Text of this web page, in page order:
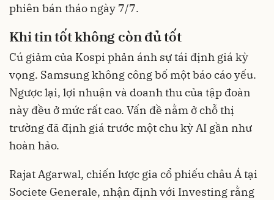
phiên bán tháo ngày 7/7.
Khi tin tốt không còn đủ tốt
Cú giảm của Kospi phản ánh sự tái định giá kỳ
vọng. Samsung không công bố một báo cáo yếu.
Ngược lại, lợi nhuận và doanh thu của tập đoàn
này đều ở mức rất cao. Vấn đề nằm ở chỗ thị
trường đã định giá trước một chu kỳ AI gần như
hoàn hảo.
Rajat Agarwal, chiến lược gia cổ phiếu châu Á tại
Societe Generale, nhận định với Investing rằng